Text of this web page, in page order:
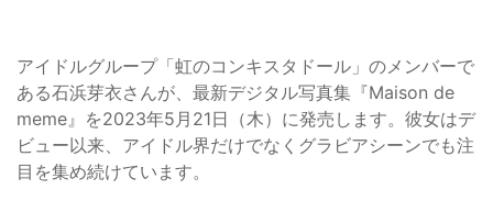
アイドルグループ「虹のコンキスタドール」のメンバーで
ある石浜芽衣さんが、最新デジタル写真集『Maison de
meme』を2023年5月21日（木）に発売します。彼女はデ
ビュー以来、アイドル界だけでなくグラビアシーンでも注
目を集め続けています。